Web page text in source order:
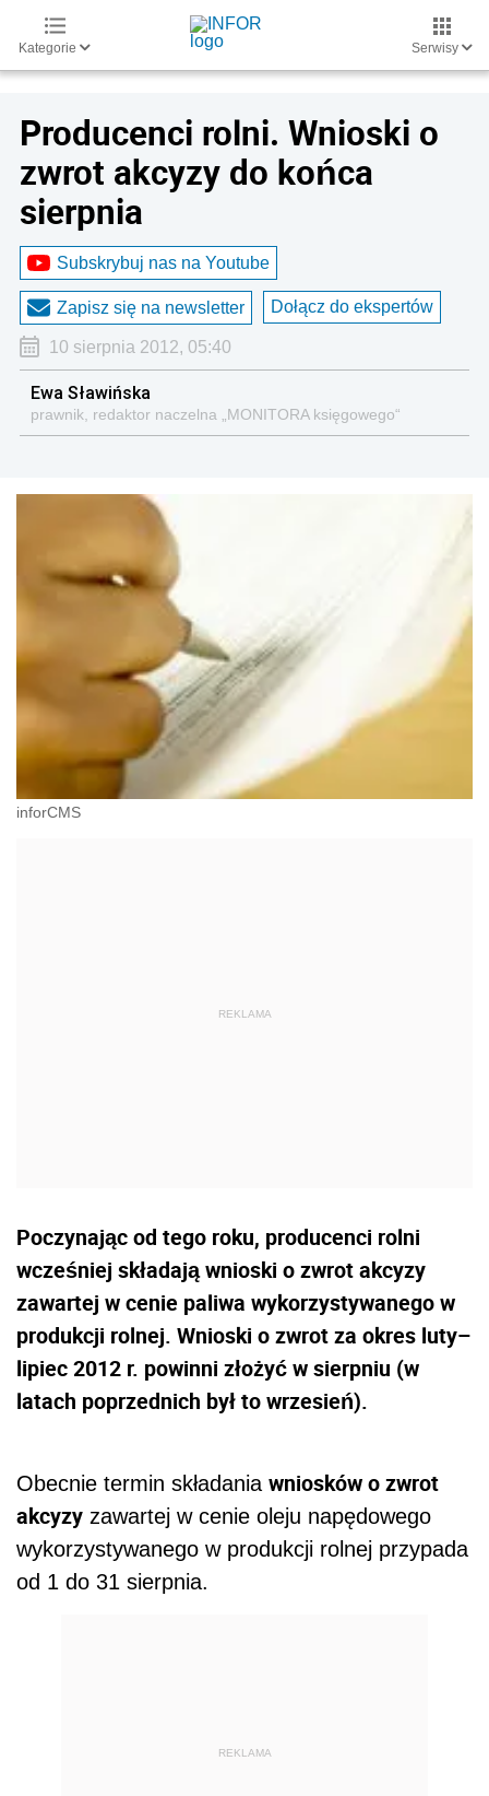
Kategorie Serwisy
Producenci rolni. Wnioski o
zwrot akcyzy do końca
sierpnia
Subskrybuj nas na Youtube
Zapisz się na newsletter Dołącz do ekspertów
10 sierpnia 2012, 05:40
Ewa Sławińska
prawnik, redaktor naczelna „MONITORA księgowego“
inforCMS
Poczynając od tego roku, producenci rolni
wcześniej składają wnioski o zwrot akcyzy
zawartej w cenie paliwa wykorzystywanego w
produkcji rolnej. Wnioski o zwrot za okres luty–
lipiec 2012 r. powinni złożyć w sierpniu (w
latach poprzednich był to wrzesień).
Obecnie termin składania wniosków o zwrot
akcyzy zawartej w cenie oleju napędowego
wykorzystywanego w produkcji rolnej przypada
od 1 do 31 sierpnia.
REKLAMA